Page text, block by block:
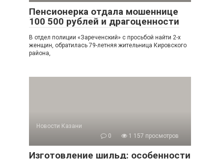
Пенсионерка отдала мошеннице
100 500 рублей и драгоценности
В отдел полиции «Зареченский» с просьбой найти 2-х
женщин, обратилась 79-летняя жительница Кировского
района,
Новости Казани
0
1 157 просмотров
Изготовление шильд: особенности